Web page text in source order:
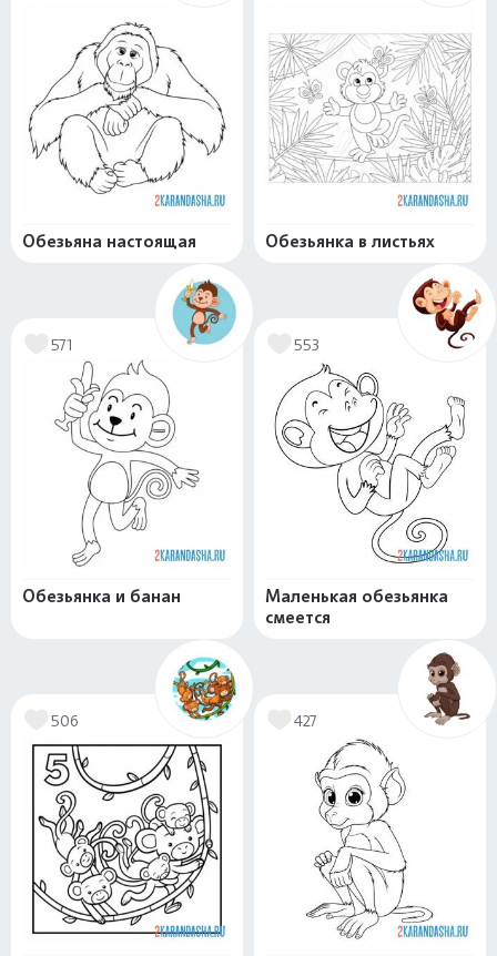
Обезьяна настоящая Обезьянка в листьях
571
Обезьянка и банан
553
Маленькая обезьянка
смеется
506 427